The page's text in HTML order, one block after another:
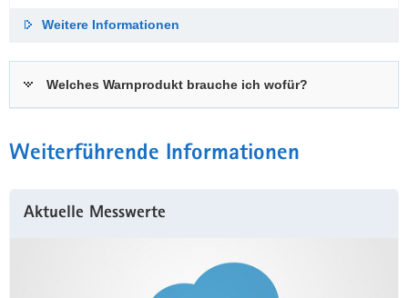
Weitere Informationen
Welches Warnprodukt brauche ich wofür?
Weiterführende Informationen
Aktuelle Messwerte